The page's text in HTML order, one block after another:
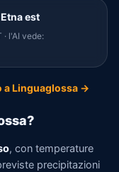
est
l'AI vede:
a Linguaglossa →
, con temperature
precipitazioni